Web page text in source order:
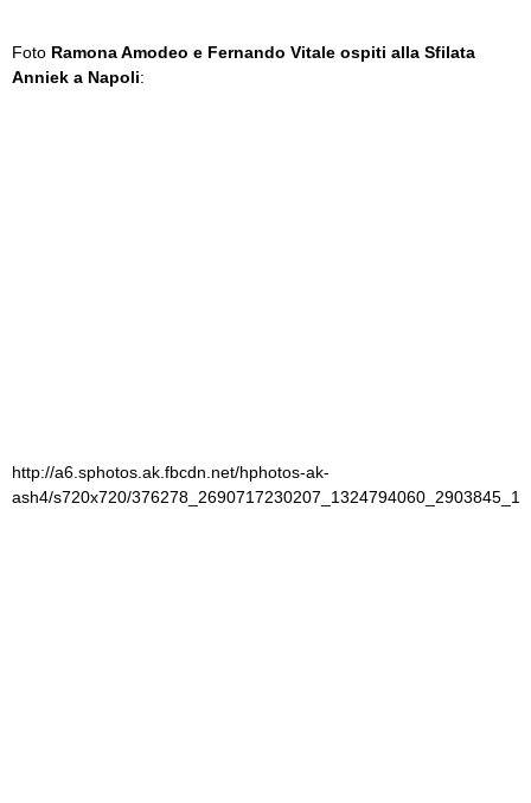
Foto Ramona Amodeo e Fernando Vitale ospiti alla Sfilata
Anniek a Napoli:
http://a6.sphotos.ak.fbcdn.net/hphotos-ak-
ash4/s720x720/